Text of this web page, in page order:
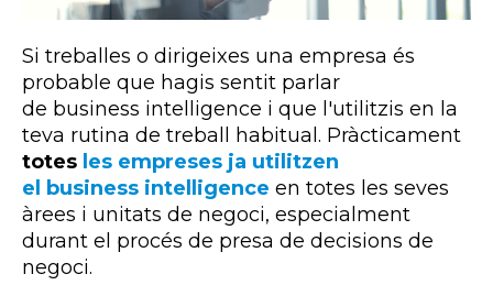
Si treballes o dirigeixes una empresa és
probable que hagis sentit parlar
de business intelligence i que l'utilitzis en la
teva rutina de treball habitual. Pràcticament
totes les empreses ja utilitzen
el
business intelligence en totes les seves
àrees i unitats de negoci, especialment
durant el procés de presa de decisions de
negoci.